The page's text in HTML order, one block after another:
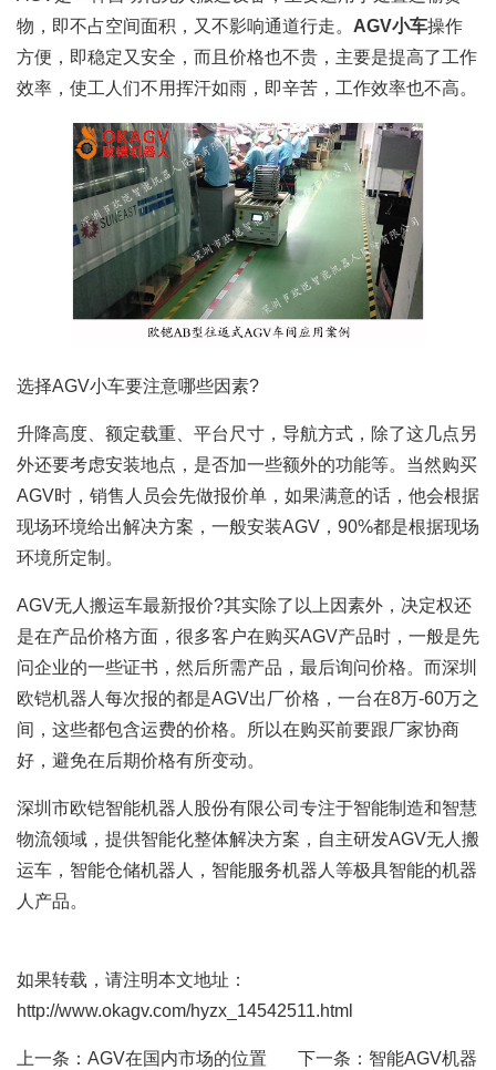
物，即不占空间面积，又不影响通道行走。 AGV小车操作
方便，即稳定又安全，而且价格也不贵，主要是提高了工作
效率，使工人们不用挥汗如雨，即辛苦，工作效率也不高。
选择AGV小车要注意哪些因素?
升降高度、额定载重、平台尺寸，导航方式，除了这几点另
外还要考虑安装地点，是否加一些额外的功能等。当然购买
AGV时，销售人员会先做报价单，如果满意的话，他会根据
现场环境给出解决方案，一般安装AGV，90%都是根据现场
环境所定制。
AGV无人搬运车最新报价?其实除了以上因素外，决定权还
是在产品价格方面，很多客户在购买AGV产品时，一般是先
问企业的一些证书，然后所需产品，最后询问价格。而深圳
欧铠机器人每次报的都是AGV出厂价格，一台在8万-60万之
间，这些都包含运费的价格。所以在购买前要跟厂家协商
好，避免在后期价格有所变动。
深圳市欧铠智能机器人股份有限公司专注于智能制造和智慧
物流领域，提供智能化整体解决方案，自主研发AGV无人搬
运车，智能仓储机器人，智能服务机器人等极具智能的机器
人产品。
如果转载，请注明本文地址：
http://www.okagv.com/hyzx_14542511.html
上一条： AGV在国内市场的位置 下一条： 智能AGV机器